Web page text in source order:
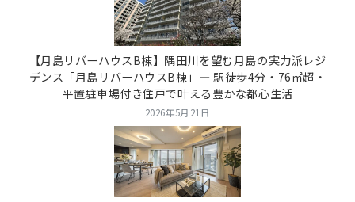
【月島リバーハウスB棟】隅田川を望む月島の実力派レジ
デンス「月島リバーハウスB棟」― 駅徒歩4分・76㎡超・
平置駐車場付き住戸で叶える豊かな都心生活
2026年5月21日